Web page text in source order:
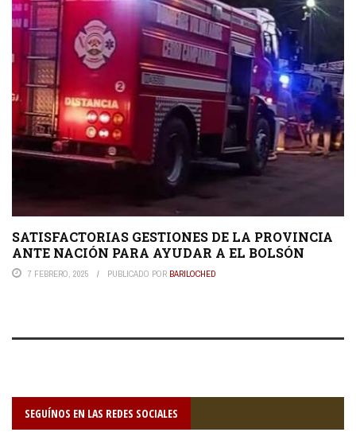
SATISFACTORIAS GESTIONES DE LA PROVINCIA
ANTE NACIÓN PARA AYUDAR A EL BOLSÓN
7 FEBRERO, 2025 PUBLICADO POR BARILOCHED
SEGUÍNOS EN LAS REDES SOCIALES